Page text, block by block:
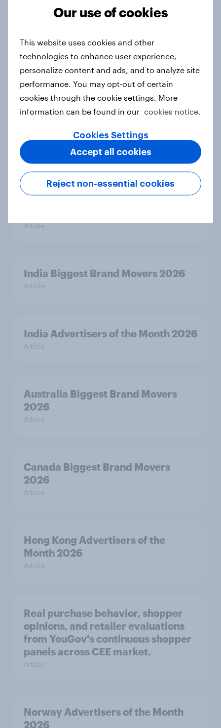
Thailand Word of Mouth Risers
Denmark Word of Mouth Risers
2026
Finland Word of Mouth Risers 2026
Article
Article
India Biggest Brand Movers 2026
Article
India Advertisers of the Month 2026
Article
Australia Biggest Brand Movers
2026
Article
Canada Biggest Brand Movers
2026
Article
Hong Kong Advertisers of the
Month 2026
Article
Real purchase behavior, shopper
opinions, and retailer evaluations
from YouGov's continuous shopper
panels across CEE market.
Article
Norway Advertisers of the Month
2026
Our use of cookies
This website uses cookies and other
technologies to enhance user experience,
personalize content and ads, and to analyze site
performance. You may opt-out of certain
cookies through the cookie settings. More
information can be found in our cookies notice.
Cookies Settings
Reject non-essential cookies
Accept all cookies